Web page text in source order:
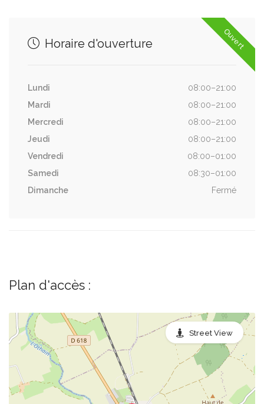
Ouvert
Horaire d'ouverture
Lundi
08:00–21:00
Mardi
08:00–21:00
Mercredi
08:00–21:00
Jeudi
08:00–21:00
Vendredi
08:00–01:00
Samedi
08:30–01:00
Dimanche
Fermé
Plan d'accès :
Street View